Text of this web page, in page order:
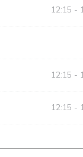
12:15 -
12:15 -
12:15 -